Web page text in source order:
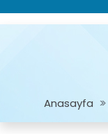
Anasayfa